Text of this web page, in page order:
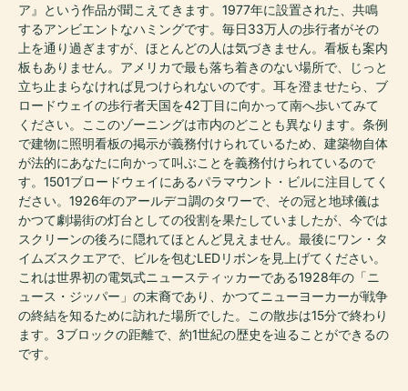
ア』という作品が聞こえてきます。1977年に設置された、共鳴
するアンビエントなハミングです。毎日33万人の歩行者がその
上を通り過ぎますが、ほとんどの人は気づきません。看板も案内
板もありません。アメリカで最も落ち着きのない場所で、じっと
立ち止まらなければ見つけられないのです。耳を澄ませたら、ブ
ロードウェイの歩行者天国を42丁目に向かって南へ歩いてみて
ください。ここのゾーニングは市内のどことも異なります。条例
で建物に照明看板の掲示が義務付けられているため、建築物自体
が法的にあなたに向かって叫ぶことを義務付けられているので
す。1501ブロードウェイにあるパラマウント・ビルに注目してく
ださい。1926年のアールデコ調のタワーで、その冠と地球儀は
かつて劇場街の灯台としての役割を果たしていましたが、今では
スクリーンの後ろに隠れてほとんど見えません。最後にワン・タ
イムズスクエアで、ビルを包むLEDリボンを見上げてください。
これは世界初の電気式ニュースティッカーである1928年の「ニ
ュース・ジッパー」の末裔であり、かつてニューヨーカーが戦争
の終結を知るために訪れた場所でした。この散歩は15分で終わり
ます。3ブロックの距離で、約1世紀の歴史を辿ることができるの
です。